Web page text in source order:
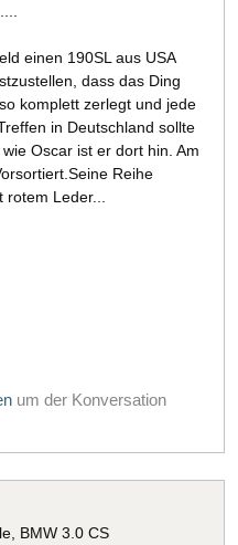
einen 190SL aus USA
dass das Ding
komplett zerlegt und jede
in Deutschland sollte
Oscar ist er dort hin. Am
Reihe
Leder...
um der Konversation
BMW 3.0 CS